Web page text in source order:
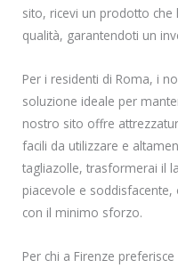
sito, ricevi un prodotto
qualità, garantendoti un
Per i residenti di Roma, i
soluzione ideale per
nostro sito offre
facili da utilizzare e
tagliazolle, trasformerai il
piacevole e
con il minimo sforzo.
Per chi a Firenze